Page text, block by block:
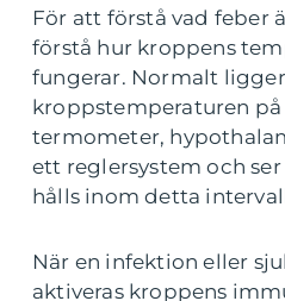
För att förstå vad feber
förstå hur kroppens
fungerar. Normalt
kroppstemperaturen på
termometer,
ett reglersystem och
hålls inom detta
När en infektion eller
aktiveras kroppens